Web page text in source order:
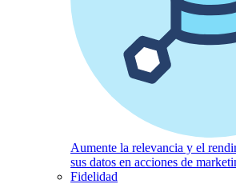
Aumente la relevancia y el
sus datos en acciones de
Fidelidad